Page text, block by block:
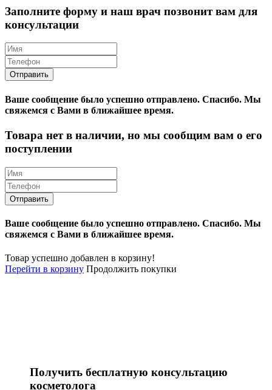
Заполните форму и наш врач позвонит вам для
консультации
Ваше сообщение было успешно отправлено. Спасибо. Mы
свяжемся с Вами в ближайшее время.
Товара нет в наличии, но мы сообщим вам о его
поступлении
Ваше сообщение было успешно отправлено. Спасибо. Mы
свяжемся с Вами в ближайшее время.
Товар успешно добавлен в корзину!
Перейти в корзину Продолжить покупки
Получить бесплатную консультацию
косметолога